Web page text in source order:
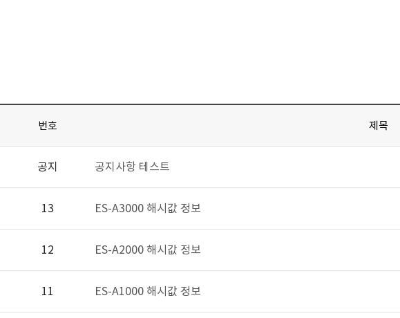
번호 제목
공지 공지사항 테스트
13 ES-A3000 해시값 정보
12 ES-A2000 해시값 정보
11 ES-A1000 해시값 정보